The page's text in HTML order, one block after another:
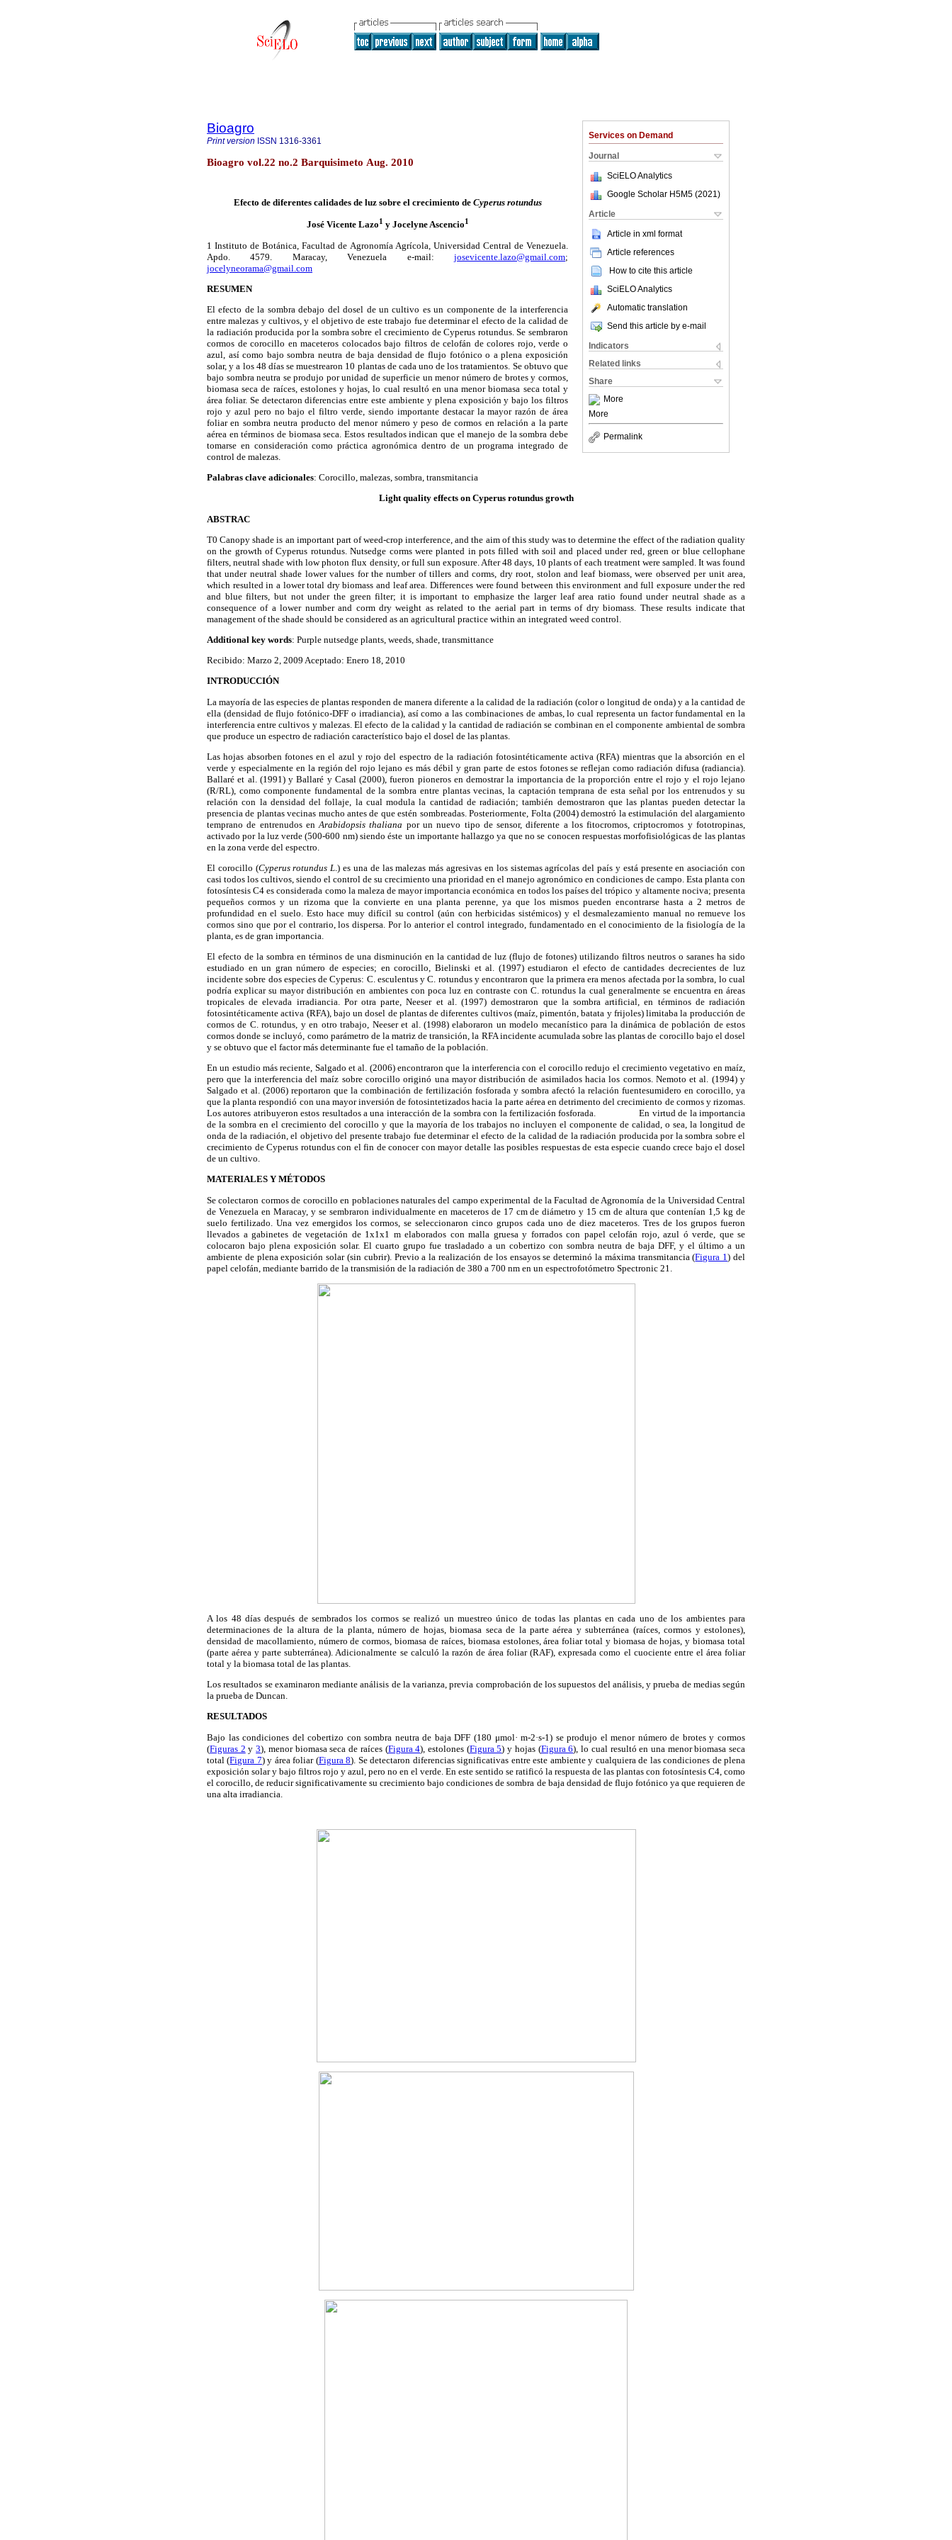
Services on Demand
Journal
SciELO Analytics
Google Scholar H5M5 (2021 )
Article
Article in xml format
Article references
How to cite this article
SciELO Analytics
Automatic translation
Send this article by e-mail
Indicators
Related links
Share
More
More
Permalink
Bioagro
Print version ISSN 1316-3361
Bioagro vol.22 no.2 Barquisimeto Aug. 2010
Efecto de diferentes calidades de luz sobre el crecimiento de Cyperus rotundus
José Vicente Lazo1 y Jocelyne Ascencio1
1 Instituto de Botánica, Facultad de Agronomía Agrícola, Universidad Central de Venezuela.
Apdo. 4579. Maracay, Venezuela e-mail: josevicente.lazo@gmail.com;
jocelyneorama@gmail.com
RESUMEN
El efecto de la sombra debajo del dosel de un cultivo es un componente de la interferencia
entre malezas y cultivos, y el objetivo de este trabajo fue determinar el efecto de la calidad de
la radiación producida por la sombra sobre el crecimiento de Cyperus rotundus. Se sembraron
cormos de corocillo en maceteros colocados bajo filtros de celofán de colores rojo, verde o
azul, así como bajo sombra neutra de baja densidad de flujo fotónico o a plena exposición
solar, y a los 48 días se muestrearon 10 plantas de cada uno de los tratamientos. Se obtuvo que
bajo sombra neutra se produjo por unidad de superficie un menor número de brotes y cormos,
biomasa seca de raíces, estolones y hojas, lo cual resultó en una menor biomasa seca total y
área foliar. Se detectaron diferencias entre este ambiente y plena exposición y bajo los filtros
rojo y azul pero no bajo el filtro verde, siendo importante destacar la mayor razón de área
foliar en sombra neutra producto del menor número y peso de cormos en relación a la parte
aérea en términos de biomasa seca. Estos resultados indican que el manejo de la sombra debe
tomarse en consideración como práctica agronómica dentro de un programa integrado de
control de malezas.
Palabras clave adicionales: Corocillo, malezas, sombra, transmitancia
Light quality effects on Cyperus rotundus growth
ABSTRAC
T0 Canopy shade is an important part of weed-crop interference, and the aim of this study was to determine the effect of the radiation quality
on the growth of Cyperus rotundus. Nutsedge corms were planted in pots filled with soil and placed under red, green or blue cellophane
filters, neutral shade with low photon flux density, or full sun exposure. After 48 days, 10 plants of each treatment were sampled. It was found
that under neutral shade lower values for the number of tillers and corms, dry root, stolon and leaf biomass, were observed per unit area,
which resulted in a lower total dry biomass and leaf area. Differences were found between this environment and full exposure under the red
and blue filters, but not under the green filter; it is important to emphasize the larger leaf area ratio found under neutral shade as a
consequence of a lower number and corm dry weight as related to the aerial part in terms of dry biomass. These results indicate that
management of the shade should be considered as an agricultural practice within an integrated weed control.
Additional key words: Purple nutsedge plants, weeds, shade, transmittance
Recibido: Marzo 2, 2009 Aceptado: Enero 18, 2010
INTRODUCCIÓN
La mayoría de las especies de plantas responden de manera diferente a la calidad de la radiación (color o longitud de onda) y a la cantidad de
ella (densidad de flujo fotónico-DFF o irradiancia), así como a las combinaciones de ambas, lo cual representa un factor fundamental en la
interferencia entre cultivos y malezas. El efecto de la calidad y la cantidad de radiación se combinan en el componente ambiental de sombra
que produce un espectro de radiación característico bajo el dosel de las plantas.
Las hojas absorben fotones en el azul y rojo del espectro de la radiación fotosintéticamente activa (RFA) mientras que la absorción en el
verde y especialmente en la región del rojo lejano es más débil y gran parte de estos fotones se reflejan como radiación difusa (radiancia).
Ballaré et al. (1991) y Ballaré y Casal (2000), fueron pioneros en demostrar la importancia de la proporción entre el rojo y el rojo lejano
(R/RL), como componente fundamental de la sombra entre plantas vecinas, la captación temprana de esta señal por los entrenudos y su
relación con la densidad del follaje, la cual modula la cantidad de radiación; también demostraron que las plantas pueden detectar la
presencia de plantas vecinas mucho antes de que estén sombreadas. Posteriormente, Folta (2004) demostró la estimulación del alargamiento
temprano de entrenudos enArabidopsis thaliana por un nuevo tipo de sensor, diferente a los fitocromos, criptocromos y fototropinas,
activado por la luz verde (500-600 nm) siendo éste un importante hallazgo ya que no se conocen respuestas morfofisiológicas de las plantas
en la zona verde del espectro.
El corocillo (Cyperus rotundus L .) es una de las malezas más agresivas en los sistemas agrícolas del país y está presente en asociación con
casi todos los cultivos, siendo el control de su crecimiento una prioridad en el manejo agronómico en condiciones de campo. Esta planta con
fotosíntesis C4 es considerada como la maleza de mayor importancia económica en todos los países del trópico y altamente nociva; presenta
pequeños cormos y un rizoma que la convierte en una planta perenne, ya que los mismos pueden encontrarse hasta a 2 metros de
profundidad en el suelo. Esto hace muy difícil su control (aún con herbicidas sistémicos) y el desmalezamiento manual no remueve los
cormos sino que por el contrario, los dispersa. Por lo anterior el control integrado, fundamentado en el conocimiento de la fisiología de la
planta, es de gran importancia.
El efecto de la sombra en términos de una disminución en la cantidad de luz (flujo de fotones) utilizando filtros neutros o saranes ha sido
estudiado en un gran número de especies; en corocillo, Bielinski et al. (1997) estudiaron el efecto de cantidades decrecientes de luz
incidente sobre dos especies de Cyperus: C. esculentus y C. rotundus y encontraron que la primera era menos afectada por la sombra, lo cual
podría explicar su mayor distribución en ambientes con poca luz en contraste con C. rotundus la cual generalmente se encuentra en áreas
tropicales de elevada irradiancia. Por otra parte, Neeser et al. (1997) demostraron que la sombra artificial, en términos de radiación
fotosintéticamente activa (RFA), bajo un dosel de plantas de diferentes cultivos (maíz, pimentón, batata y frijoles) limitaba la producción de
cormos de C. rotundus, y en otro trabajo, Neeser et al. (1998) elaboraron un modelo mecanístico para la dinámica de población de estos
cormos donde se incluyó, como parámetro de la matriz de transición, la RFA incidente acumulada sobre las plantas de corocillo bajo el dosel
y se obtuvo que el factor más determinante fue el tamaño de la población.
En un estudio más reciente, Salgado et al. (2006) encontraron que la interferencia con el corocillo redujo el crecimiento vegetativo en maíz,
pero que la interferencia del maíz sobre corocillo originó una mayor distribución de asimilados hacia los cormos. Nemoto et al. (1994) y
Salgado et al. (2006) reportaron que la combinación de fertilización fosforada y sombra afectó la relación fuentesumidero en corocillo, ya
que la planta respondió con una mayor inversión de fotosintetizados hacia la parte aérea en detrimento del crecimiento de cormos y rizomas.
Los autores atribuyeron estos resultados a una interacción de la sombra con la fertilización fosforada. En virtud de la importancia
de la sombra en el crecimiento del corocillo y que la mayoría de los trabajos no incluyen el componente de calidad, o sea, la longitud de
onda de la radiación, el objetivo del presente trabajo fue determinar el efecto de la calidad de la radiación producida por la sombra sobre el
crecimiento de Cyperus rotundus con el fin de conocer con mayor detalle las posibles respuestas de esta especie cuando crece bajo el dosel
de un cultivo.
MATERIALES Y MÉTODOS
Se colectaron cormos de corocillo en poblaciones naturales del campo experimental de la Facultad de Agronomía de la Universidad Central
de Venezuela en Maracay, y se sembraron individualmente en maceteros de 17 cm de diámetro y 15 cm de altura que contenían 1,5 kg de
suelo fertilizado. Una vez emergidos los cormos, se seleccionaron cinco grupos cada uno de diez maceteros. Tres de los grupos fueron
llevados a gabinetes de vegetación de 1x1x1 m elaborados con malla gruesa y forrados con papel celofán rojo, azul ó verde, que se
colocaron bajo plena exposición solar. El cuarto grupo fue trasladado a un cobertizo con sombra neutra de baja DFF, y el último a un
ambiente de plena exposición solar (sin cubrir). Previo a la realización de los ensayos se determinó la máxima transmitancia (Figura 1) del
papel celofán, mediante barrido de la transmisión de la radiación de 380 a 700 nm en un espectrofotómetro Spectronic 21.
A los 48 días después de sembrados los cormos se realizó un muestreo único de todas las plantas en cada uno de los ambientes para
determinaciones de la altura de la planta, número de hojas, biomasa seca de la parte aérea y subterránea (raíces, cormos y estolones),
densidad de macollamiento, número de cormos, biomasa de raíces, biomasa estolones, área foliar total y biomasa de hojas, y biomasa total
(parte aérea y parte subterránea). Adicionalmente se calculó la razón de área foliar (RAF), expresada como el cuociente entre el área foliar
total y la biomasa total de las plantas.
Los resultados se examinaron mediante análisis de la varianza, previa comprobación de los supuestos del análisis, y prueba de medias según
la prueba de Duncan.
RESULTADOS
Bajo las condiciones del cobertizo con sombra neutra de baja DFF (180 μmol· m-2·s-1) se produjo el menor número de brotes y cormos
(Figuras 2 y3), menor biomasa seca de raíces (Figura 4), estolones (Figura 5) y hojas (Figura 6), lo cual resultó en una menor biomasa seca
total (Figura 7) y área foliar (Figura 8). Se detectaron diferencias significativas entre este ambiente y cualquiera de las condiciones de plena
exposición solar y bajo filtros rojo y azul, pero no en el verde. En este sentido se ratificó la respuesta de las plantas con fotosíntesis C4, como
el corocillo, de reducir significativamente su crecimiento bajo condiciones de sombra de baja densidad de flujo fotónico ya que requieren de
una alta irradiancia.